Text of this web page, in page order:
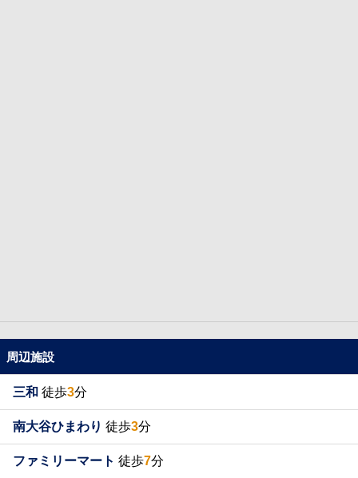
周辺施設
三和 徒歩3分
南大谷ひまわり 徒歩3分
ファミリーマート 徒歩7分